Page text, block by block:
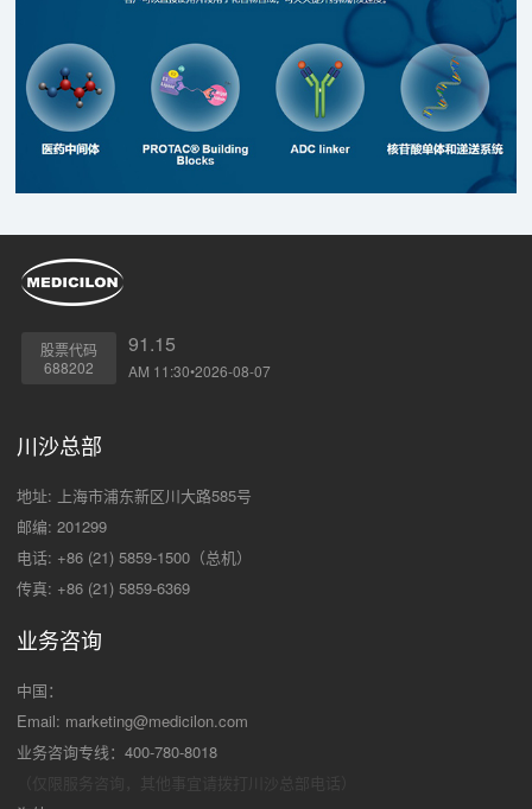
股票代码
688202
91.15
AM 11:30•2026-08-07
川沙总部
地址: 上海市浦东新区川大路585号
邮编: 201299
电话: +86 (21) 5859-1500（总机）
传真: +86 (21) 5859-6369
业务咨询
中国：
Email: marketing@medicilon.com
业务咨询专线：400-780-8018